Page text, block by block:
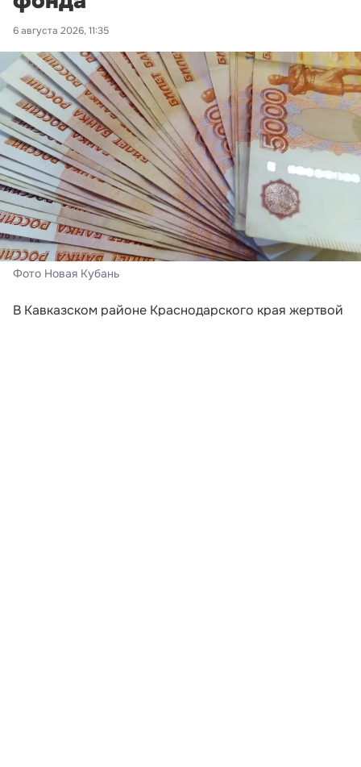
6 августа 2026, 11:35
Фото Новая Кубань
В Кавказском районе Краснодарского края жертвой